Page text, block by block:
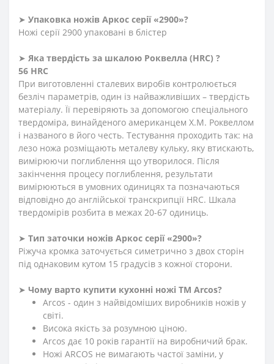
➤ Упаковка ножів Аркос серії «2900»?
Ножі серії 2900 упаковані в блістер
➤ Яка твердість за шкалою Роквелла (HRC) ?
56 HRC
При виготовленні сталевих виробів контролюється
безліч параметрів, один із найважливіших – твердість
матеріалу. Її перевіряють за допомогою спеціального
твердоміра, винайденого американцем Х.М. Роквеллом
і названого в його честь. Тестування проходить так: на
лезо ножа розміщають металеву кульку, яку втискають,
вимірюючи поглиблення що утворилося. Після
закінчення процесу поглиблення, результати
вимірюються в умовних одиницях та позначаються
відповідно до англійської транскрипції HRC. Шкала
твердомірів розбита в межах 20-67 одиниць.
➤ Тип заточки ножів Аркос серії «2900»?
Ріжуча кромка заточується симетрично з двох сторін
під однаковим кутом 15 градусів з кожної сторони.
➤ Чому варто купити кухонні ножі ТМ Arcos?
Arcos - один з найвідоміших виробників ножів у
світі.
Висока якість за розумною ціною.
Arcos дає 10 років гарантії на виробничий брак.
Ножі ARCOS не вимагають частої заміни, у